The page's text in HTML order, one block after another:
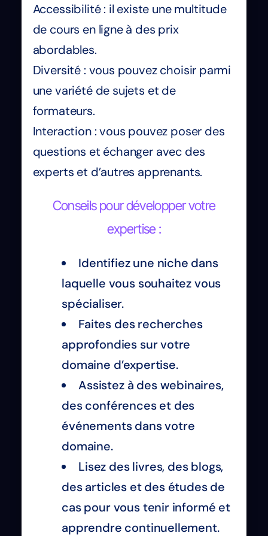
Accessibilité : il existe une multitude
de cours en ligne à des prix
abordables.
Diversité : vous pouvez choisir parmi
une variété de sujets et de
formateurs.
Interaction : vous pouvez poser des
questions et échanger avec des
experts et d’autres apprenants.
Conseils pour développer votre
expertise :
Identifiez une niche dans
laquelle vous souhaitez vous
spécialiser.
Faites des recherches
approfondies sur votre
domaine d’expertise.
Assistez à des webinaires,
des conférences et des
événements dans votre
domaine.
Lisez des livres, des blogs,
des articles et des études de
cas pour vous tenir informé et
apprendre continuellement.